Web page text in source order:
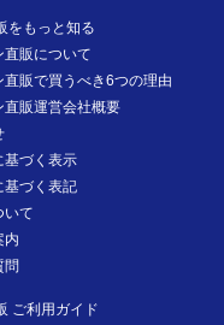
をもっと知る
販について
直販で買うべき6つの理由
直販運営会社概要
基づく表示
基づく表記
いて
内
問
ご利用ガイド